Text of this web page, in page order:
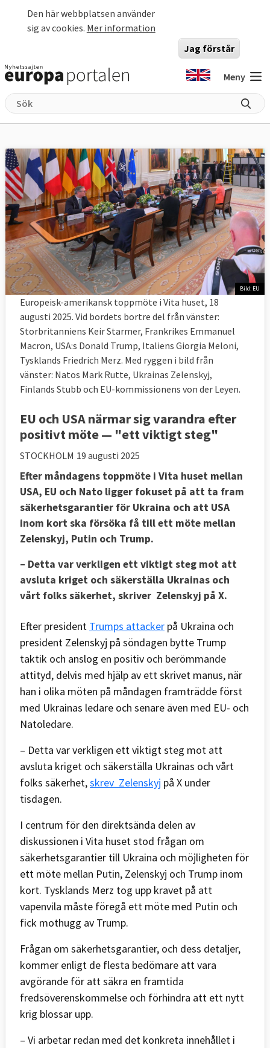
Den här webbplatsen använder
sig av cookies. Mer information
Jag förstår
Meny
Bild: EU
Europeisk-amerikansk toppmöte i Vita huset, 18
augusti 2025. Vid bordets bortre del från vänster:
Storbritanniens Keir Starmer, Frankrikes Emmanuel
Macron, USA:s Donald Trump, Italiens Giorgia Meloni,
Tysklands Friedrich Merz. Med ryggen i bild från
vänster: Natos Mark Rutte, Ukrainas Zelenskyj,
Finlands Stubb och EU-kommissionens von der Leyen.
EU och USA närmar sig varandra efter
positivt möte — "ett viktigt steg"
STOCKHOLM 19 augusti 2025
Efter måndagens toppmöte i Vita huset mellan
USA, EU och Nato ligger fokuset på att ta fram
säkerhetsgarantier för Ukraina och att USA
inom kort ska försöka få till ett möte mellan
Zelenskyj, Putin och Trump.
– Detta var verkligen ett viktigt steg mot att
avsluta kriget och säkerställa Ukrainas och
vårt folks säkerhet, skriver Zelenskyj på X.
Efter president Trumps attacker på Ukraina och
president Zelenskyj på söndagen bytte Trump
taktik och anslog en positiv och berömmande
attityd, delvis med hjälp av ett skrivet manus, när
han i olika möten på måndagen framträdde först
med Ukrainas ledare och senare även med EU- och
Natoledare.
– Detta var verkligen ett viktigt steg mot att
avsluta kriget och säkerställa Ukrainas och vårt
folks säkerhet,skrev Zelenskyj på X under
tisdagen.
I centrum för den direktsända delen av
diskussionen i Vita huset stod frågan om
säkerhetsgarantier till Ukraina och möjligheten för
ett möte mellan Putin, Zelenskyj och Trump inom
kort. Tysklands Merz tog upp kravet på att
vapenvila måste föregå ett möte med Putin och
fick mothugg av Trump.
Frågan om säkerhetsgarantier, och dess detaljer,
kommer enligt de flesta bedömare att vara
avgörande för att säkra en framtida
fredsöverenskommelse och förhindra att ett nytt
krig blossar upp.
– Vi arbetar redan med det konkreta innehållet i